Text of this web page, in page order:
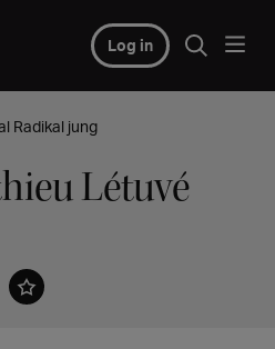
Log in
Radikal jung
Létuvé